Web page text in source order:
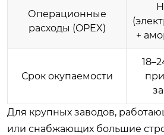
Операционные
расходы (OPEX)
+
Срок окупаемости
Для крупных заводов,
или снабжающих большие